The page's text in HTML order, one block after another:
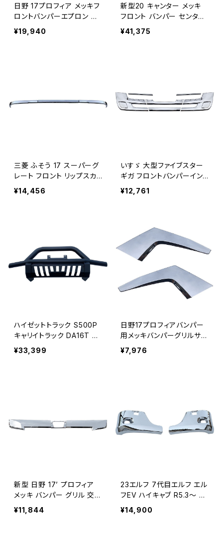
日野 17プロフィア メッキフ
ロントバンパーエプロン 交
換タイプ 左右側のみ セン
ターなし JP-TZ009-1
¥19,940
新型20 キャンター メッキ
フロント バンパー センター
バンパーワイド 左右R2年11
月～ 20キャンター 2t JP-N
¥41,375
三菱 ふそう 17 スーパーグ
レート フロント リップスカ
ート 3分割 セット バンパー
JP-M001-BP-S
¥14,456
いすゞ 大型ファイブスター
ギガ フロントバンパーイン
ナーグリル メッキカバー
両面テープ 貼り付け 被せ
¥12,761
ハイゼットトラック S500P
キャリイトラック DA16T フ
ロントバンパーガード マッド
ブラック スチール製 JP-BP
¥33,399
日野17プロフィアバンパー
用メッキバンパーグリルサイ
ドカバーバンパーガーニッシ
ュアイライン左右トラック用
¥7,976
新型 日野 17’ プロフィア
メッキ バンパー グリル 交換
タイプ 2017.5～ 4点セット
JP-GRR-PROFIA-SA
¥11,844
23エルフ 7代目エルフ エル
フEV ハイキャブ R5.3～ 20
23年3月～メッキ バンパー
コーナー サイド パネル 左
¥14,900